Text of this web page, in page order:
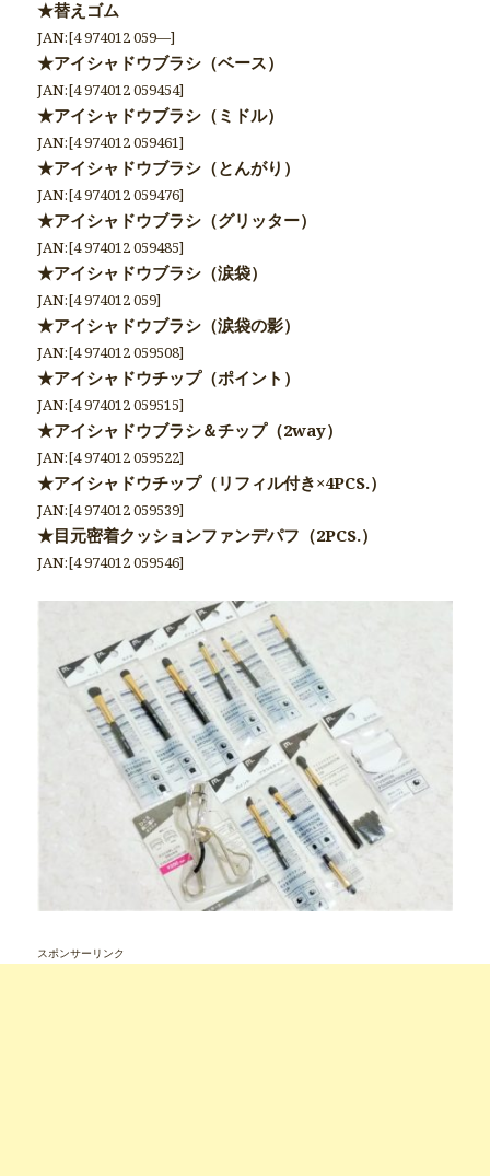
★替えゴム
JAN:[4 974012 059—]
★アイシャドウブラシ（ベース）
JAN:[4 974012 059454]
★アイシャドウブラシ（ミドル）
JAN:[4 974012 059461]
★アイシャドウブラシ（とんがり）
JAN:[4 974012 059476]
★アイシャドウブラシ（グリッター）
JAN:[4 974012 059485]
★アイシャドウブラシ（涙袋）
JAN:[4 974012 059]
★アイシャドウブラシ（涙袋の影）
JAN:[4 974012 059508]
★アイシャドウチップ（ポイント）
JAN:[4 974012 059515]
★アイシャドウブラシ＆チップ（2way）
JAN:[4 974012 059522]
★アイシャドウチップ（リフィル付き×4PCS.）
JAN:[4 974012 059539]
★目元密着クッションファンデパフ（2PCS.）
JAN:[4 974012 059546]
スポンサーリンク